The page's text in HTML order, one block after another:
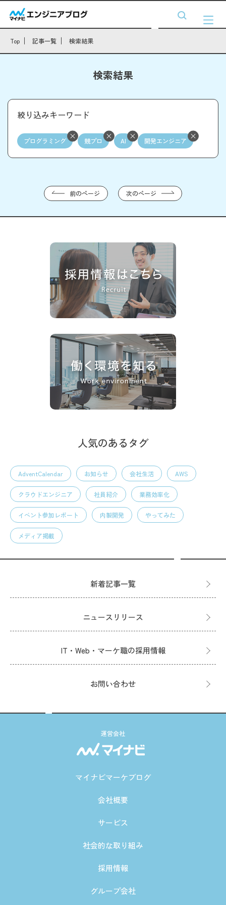
Top 記事一覧 検索結果
検索結果
絞り込みキーワード
プログラミング 競プロ AI 開発エンジニア
前のページ 次のページ
人気のあるタグ
AdventCalendar お知らせ 会社生活 AWS
クラウドエンジニア 社員紹介 業務効率化
イベント参加レポート 内製開発 やってみた
メディア掲載
新着記事一覧
ニュースリリース
IT・Web・マーケ職の採用情報
お問い合わせ
運営会社
マイナビマーケブログ
会社概要
サービス
社会的な取り組み
採用情報
グループ会社